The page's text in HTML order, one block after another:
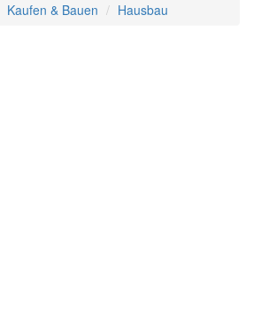
Kaufen & Bauen Hausbau